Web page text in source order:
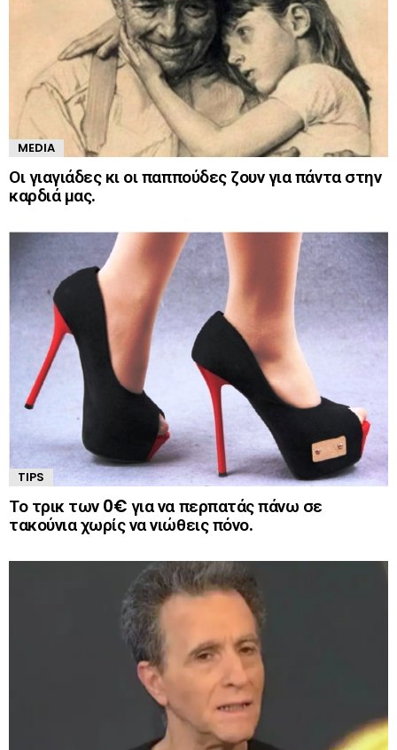
MEDIA
Οι γιαγιάδες κι οι παππούδες ζουν για πάντα στην
καρδιά μας.
TIPS
Το τρικ των 0€ για να περπατάς πάνω σε
τακούνια χωρίς να νιώθεις πόνο.